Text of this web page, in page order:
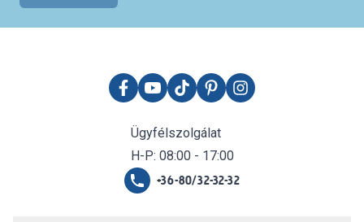
Ügyfélszolgálat
H-P: 08:00 - 17:00
+36-80/32-32-32